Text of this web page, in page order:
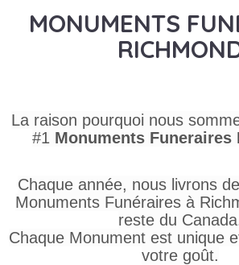
MONUMENTS
La raison pourquoi nous
#1 Monuments Funeraires
Chaque année, nous livrons
Monuments Funéraires à
reste du
Chaque Monument est unique
votre goût.